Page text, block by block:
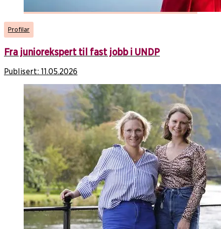
Profilar
Fra juniorekspert til fast jobb i UNDP
Publisert: 11.05.2026